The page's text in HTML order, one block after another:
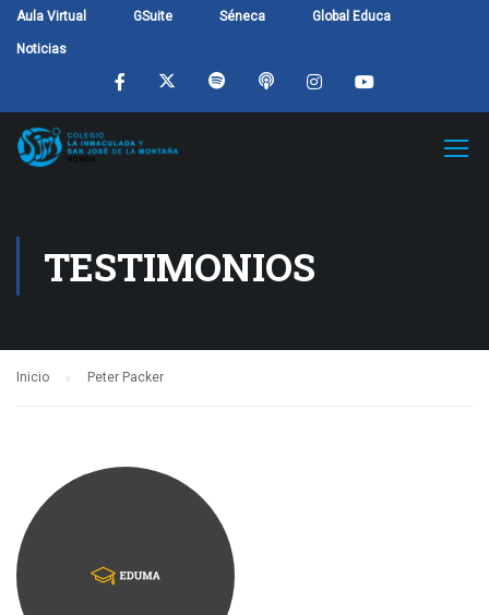
Aula Virtual GSuite Séneca Global Educa
Noticias
TESTIMONIOS
Inicio Peter Packer